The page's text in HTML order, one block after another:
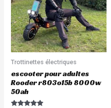
Trottinettes électriques
escooter pour adultes
Rooder r803o15b 8000w
50ah